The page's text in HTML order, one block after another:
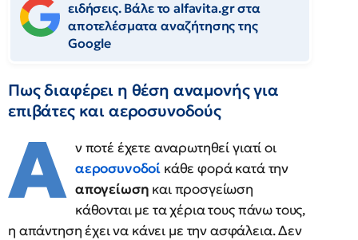
ειδήσεις. Βάλε το alfavita.gr στα
αποτελέσματα αναζήτησης της
Google
Πως διαφέρει η θέση αναμονής για
επιβάτες και αεροσυνοδούς
Α ν ποτέ έχετε αναρωτηθεί γιατί οι
αεροσυνοδοί κάθε φορά κατά την
απογείωση και προσγείωση
κάθονται με τα χέρια τους πάνω τους,
η απάντηση έχει να κάνει με την ασφάλεια. Δεν